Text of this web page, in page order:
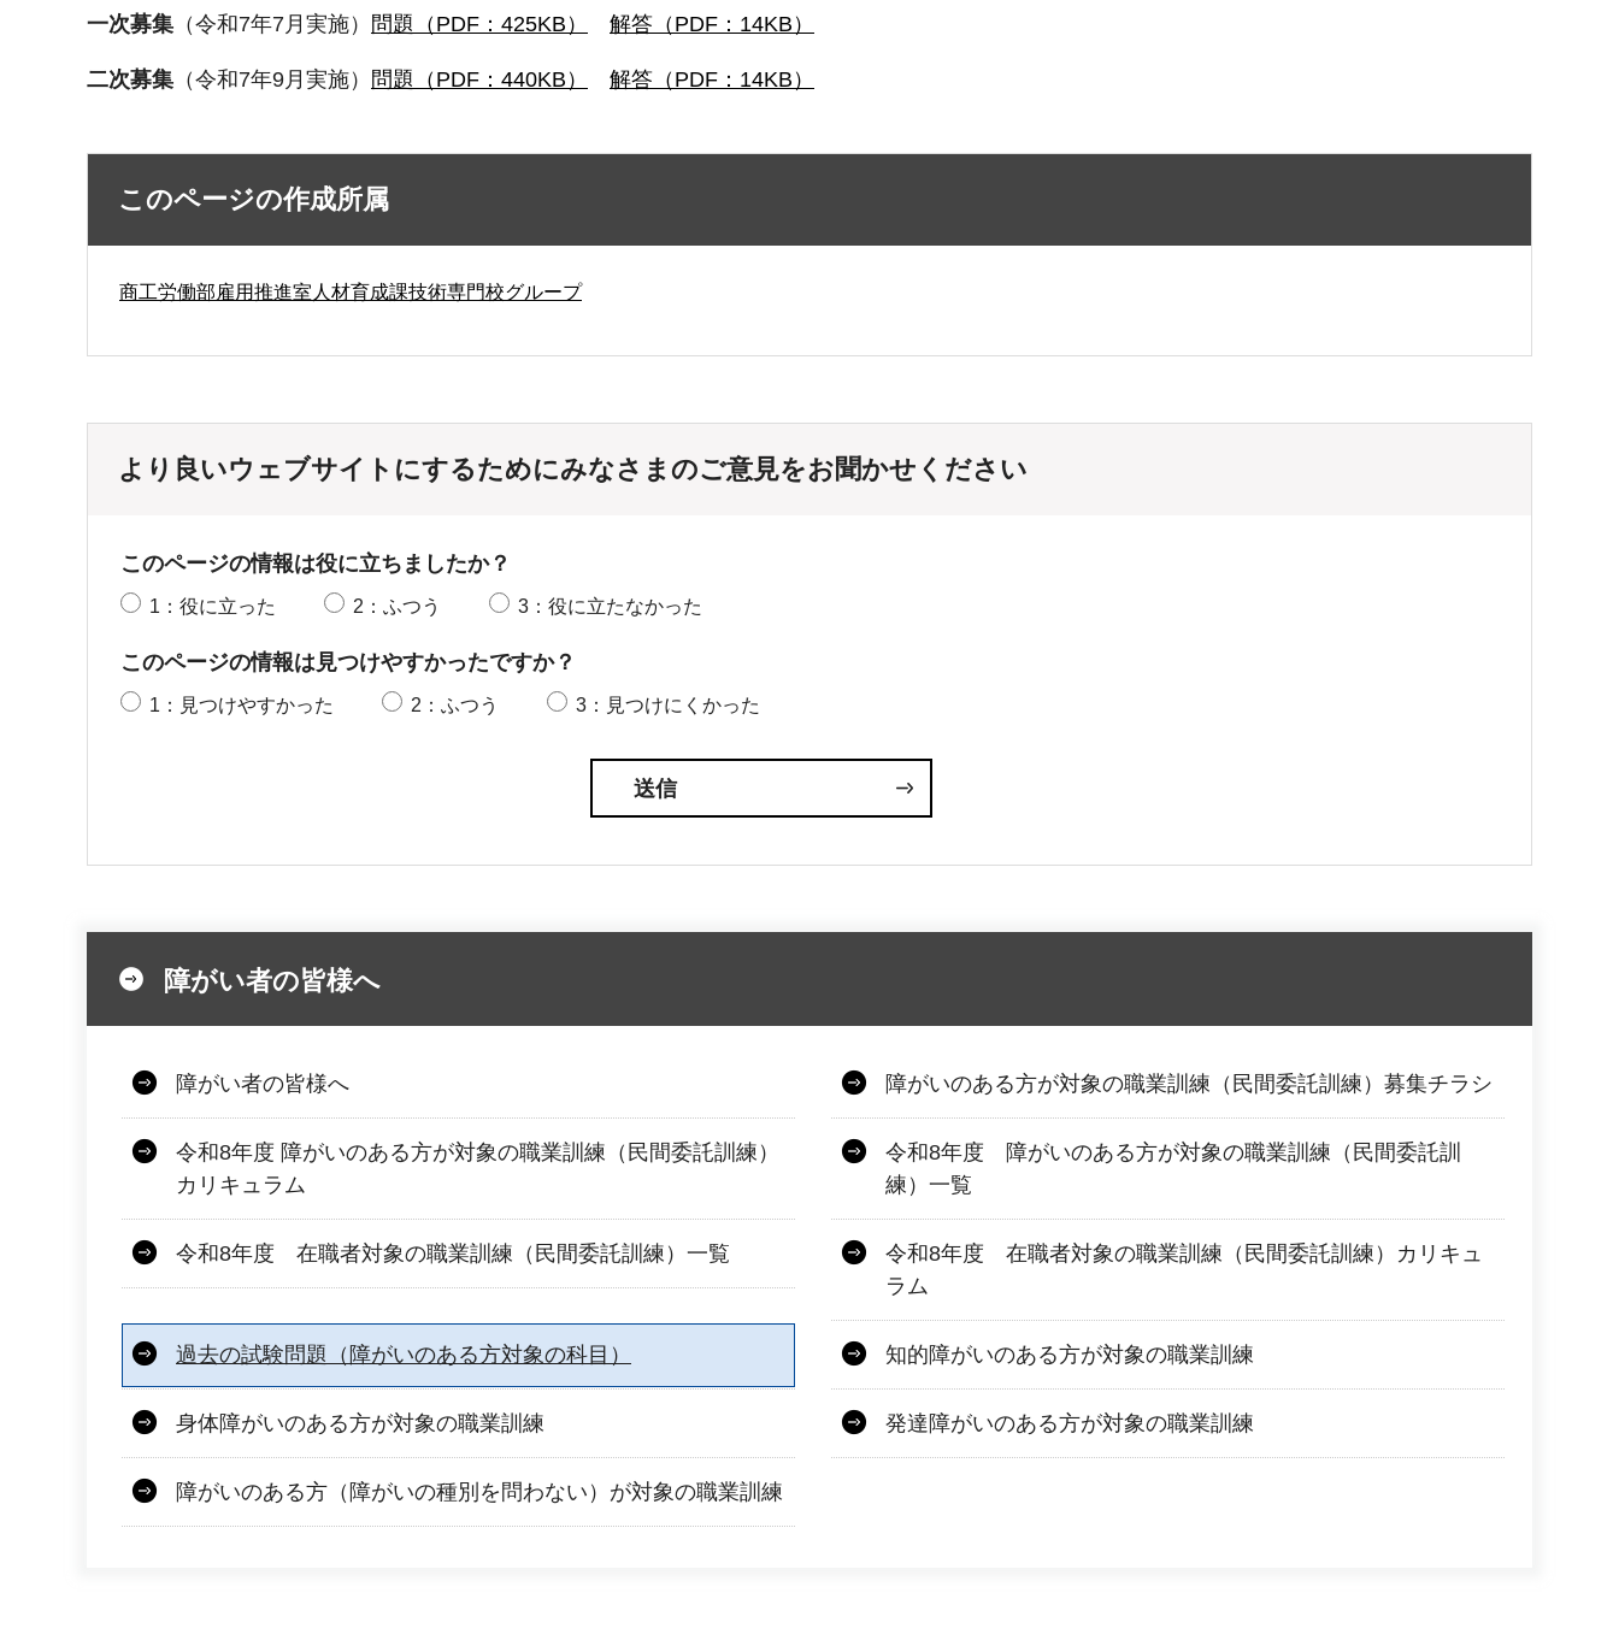
一次募集 （令和7年7月実施） 問題（PDF：425KB） 解答（PDF：14KB）
二次募集 （令和7年9月実施） 問題（PDF：440KB） 解答（PDF：14KB）
このページの作成所属
商工労働部雇用推進室人材育成課技術専門校グループ
より良いウェブサイトにするためにみなさまのご意見をお聞かせください
このページの情報は役に立ちましたか？
1：役に立った 2：ふつう 3：役に立たなかった
このページの情報は見つけやすかったですか？
1：見つけやすかった 2：ふつう 3：見つけにくかった
障がい者の皆様へ
障がい者の皆様へ 障がいのある方が対象の職業訓練（民間委託訓練）募集チラシ
令和8年度 障がいのある方が対象の職業訓練（民間委託訓練）
カリキュラム
令和8年度 障がいのある方が対象の職業訓練（民間委託訓
練）一覧
令和8年度 在職者対象の職業訓練（民間委託訓練）一覧
令和8年度 在職者対象の職業訓練（民間委託訓練）カリキュ
ラム
過去の試験問題（障がいのある方対象の科目） 知的障がいのある方が対象の職業訓練
身体障がいのある方が対象の職業訓練 発達障がいのある方が対象の職業訓練
障がいのある方（障がいの種別を問わない）が対象の職業訓練